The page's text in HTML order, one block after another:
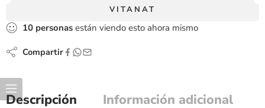
VITANAT
10 personas están viendo esto ahora mismo
Compartir
Descripción Información adicional